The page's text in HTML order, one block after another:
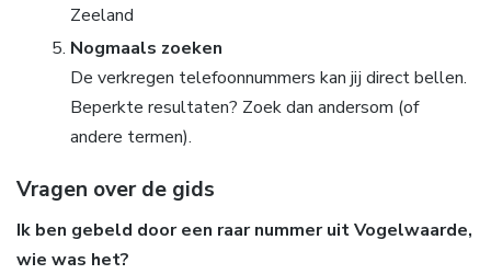
Zeeland
Nogmaals zoeken
De verkregen telefoonnummers kan jij direct bellen.
Beperkte resultaten? Zoek dan andersom (of
andere termen).
Vragen over de gids
Ik ben gebeld door een raar nummer uit Vogelwaarde,
wie was het?